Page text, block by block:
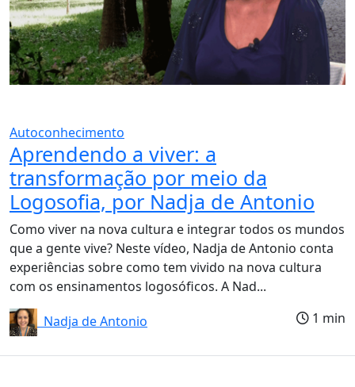
Autoconhecimento
Aprendendo a viver: a
transformação por meio da
Logosofia, por Nadja de Antonio
Como viver na nova cultura e integrar todos os mundos
que a gente vive? Neste vídeo, Nadja de Antonio conta
experiências sobre como tem vivido na nova cultura
com os ensinamentos logosóficos. A Nad...
Nadja de Antonio
1 min